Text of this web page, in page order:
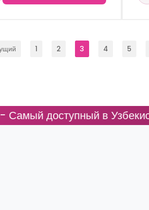
1 2 3 4 5
в Узбекистане